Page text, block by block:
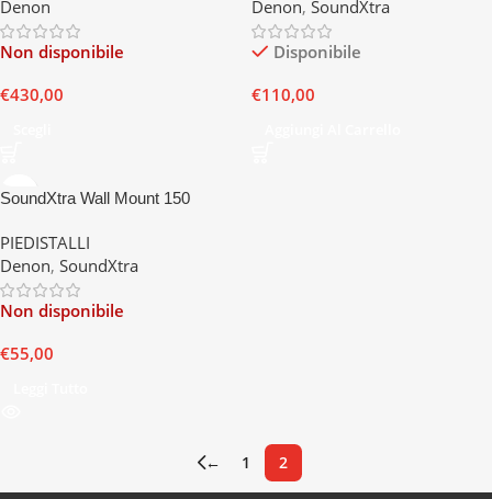
Denon
Non disponibile
€430,00
Denon, SoundXtra
Disponibile
€110,00
SoundXtra Wall Mount 150
PIEDISTALLI
Denon, SoundXtra
Non disponibile
€55,00
← 1 2